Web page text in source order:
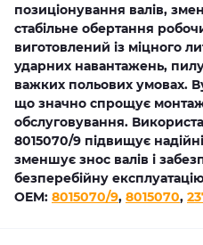
позиціонування валів,
стабільне обертання
виготовлений із міцного
ударних навантажень, пилу
важких польових умовах.
що значно спрощує монтаж
обслуговування.
8015070/9 підвищує
зменшує знос валів і
безперебійну
OEM: 8015070/9, 8015070,